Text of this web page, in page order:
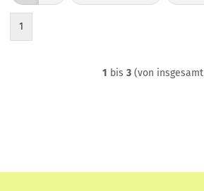
1
1 bis 3(von insgesamt